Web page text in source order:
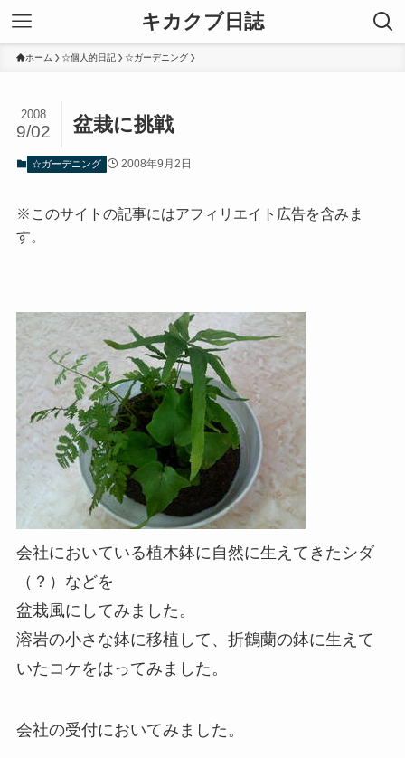
キカクブ日誌
ホーム ☆個人的日記 ☆ガーデニング
盆栽に挑戦
2008
9/02
☆ガーデニング 2008年9月2日
※このサイトの記事にはアフィリエイト広告を含みま
す。
会社においている植木鉢に自然に生えてきたシダ
（？）などを
盆栽風にしてみました。
溶岩の小さな鉢に移植して、折鶴蘭の鉢に生えて
いたコケをはってみました。
会社の受付においてみました。